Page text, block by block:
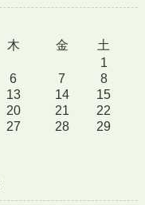
木 金
土
1
6 7
8
13 14
15
20 21
22
27 28
29